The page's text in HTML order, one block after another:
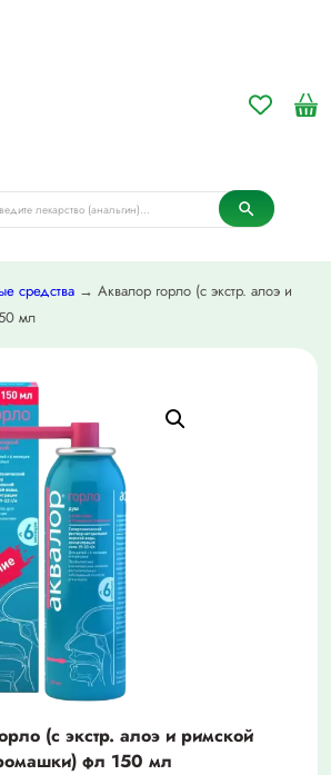
средства → Аквалор горло (с экстр. алоэ и
мл
(с экстр. алоэ и римской
фл 150 мл